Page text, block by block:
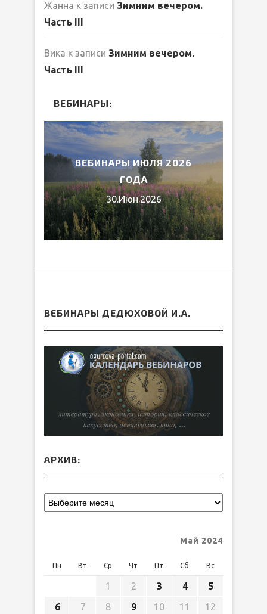
Жанна к записи Зимним вечером.
Часть III
Вика к записи Зимним вечером.
Часть III
ВЕБИНАРЫ:
ВЕБИНАРЫ ИЮЛЯ 2026
ГОДА
30.Июн.2026
ВЕБИНАРЫ ДЕДЮХОВОЙ И.А.
АРХИВ:
Май 2024
Пн Вт Ср Чт Пт Сб Вс
1 2 3 4
5
6
7 8 9 10 11
12